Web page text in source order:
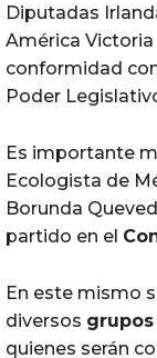
Diputadas
América
conformidad
Poder
Es importante
Ecologista de
Borunda
partido en el
En este mismo
diversos grupos
quienes serán